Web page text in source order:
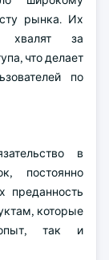
рынка. Их
хвалят за
что делает
по
в
постоянно
преданность
которые
опыт, так и